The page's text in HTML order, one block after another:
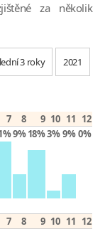
za několik
3 roky 2021
7 8 9 10 11 12
9%18%3% 9% 0%
7 8 9 10 11 12